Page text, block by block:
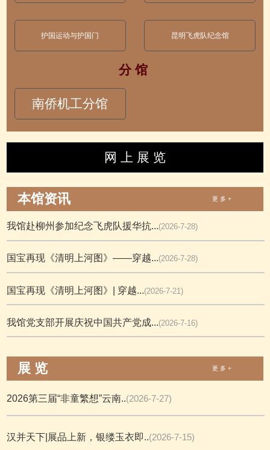
护国运动与护国门 昆明飞虎队纪念馆
分 馆
南侨机工分馆
网 上 展 览
本馆资讯 更 多 +
我馆赴柳州参加纪念飞虎队援华抗...(2026-7-28)
国宝再现《清明上河图》——穿越...(2026-7-28)
国宝再现《清明上河图》| 穿越...(2026-7-21)
我馆党支部开展庆祝中国共产党成...(2026-7-16)
展 览 更 多 +
2026第三届“非童繁想”云南..(2026-7-27)
汉并天下|展品上新，银缕玉衣即..(2026-7-15)